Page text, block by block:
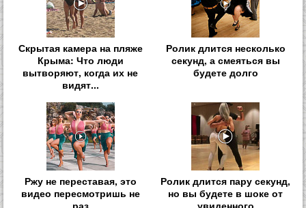
Скрытая камера на пляже
Крыма: Что люди
вытворяют, когда их не
видят...
Ролик длится несколько
секунд, а смеяться вы
будете долго
Ржу не переставая, это
видео пересмотришь не
Ролик длится пару секунд,
но вы будете в шоке от